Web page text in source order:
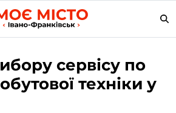
сервісу по
техніки у